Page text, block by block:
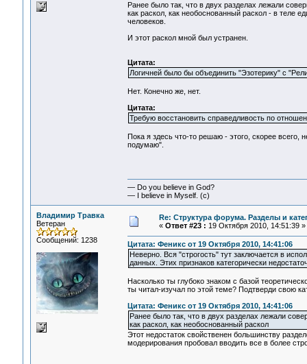
Ранее было так, что в двух разделах лежали
как раскол, как необоснованный раскол - в теле
человеков.
И этот раскол мной был устранен.
Цитата:
Логичней было бы объединить "Эзотерику" с
Нет. Конечно же, нет.
Цитата:
Требую восстановить справедливость по
Пока я здесь что-то решаю - этого, скорее всего,
подумаю".
— Do you believe in God?
— I believe in Myself. (c)
Владимир Травка
Ветеран
Сообщений: 1238
Re: Структура форума. Разделы и
« Ответ #23 : 19 Октября 2010, 14:51:39 »
Цитата: Феникс от 19 Октября 2010, 14:41:06
Неверно. Вся "строгость" тут заключается в
данных. Этих признаков категорически
Насколько ты глубоко знаком с базой
ты читал-изучал по этой теме? Подтверди свою
Цитата: Феникс от 19 Октября 2010, 14:41:06
Ранее было так, что в двух разделах лежали
как раскол, как необоснованный раскол
Этот недостаток свойственен большинству
модерирования пробовал вводить все в более